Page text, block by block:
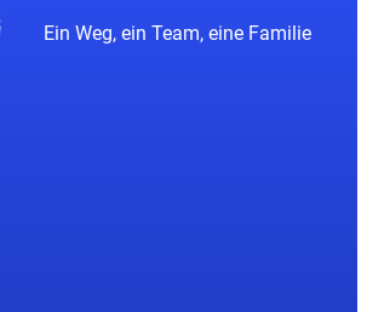
Ein Weg, ein Team, eine Familie